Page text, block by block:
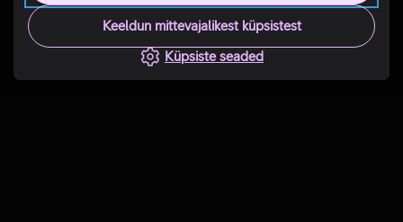
Keeldun mittevajalikest küpsistest
Küpsiste seaded